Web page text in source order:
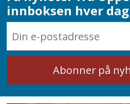
innboksen hver dag